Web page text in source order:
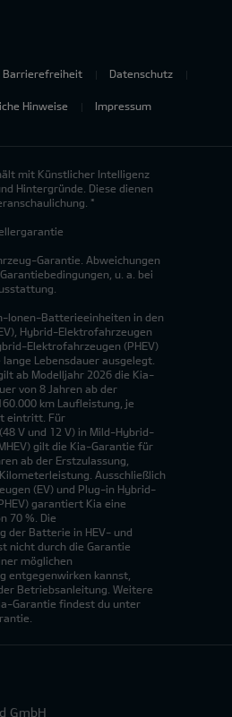
Barrierefreiheit Datenschutz
Hinweise Impressum
mit Künstlicher Intelligenz
Hintergründe. Diese dienen
*
Garantie. Abweichungen
u. a. bei
Ionen-Batterieeinheiten in den
Hybrid-Elektrofahrzeugen
Elektrofahrzeugen (PHEV)
Lebensdauer ausgelegt.
ab Modelljahr 2026 die Kia-
von 8 Jahren ab der
km Laufleistung, je
eintritt. Für
V und 12 V) in Mild-Hybrid-
gilt die Kia-Garantie für
ab der Erstzulassung,
Ausschließlich
(EV) und Plug-in Hybrid-
garantiert Kia eine
70 %. Die
der Batterie in HEV- und
nicht durch die Garantie
möglichen
entgegenwirken kannst,
Betriebsanleitung. Weitere
Garantie findest du unter
GmbH